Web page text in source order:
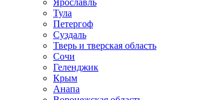
Ярославль
Тула
Петергоф
Суздаль
Тверь и тверская область
Сочи
Геленджик
Крым
Анапа